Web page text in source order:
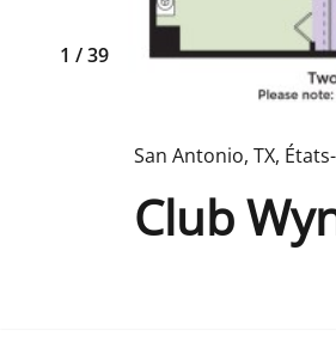
1 / 39
San Antonio, TX,
Club